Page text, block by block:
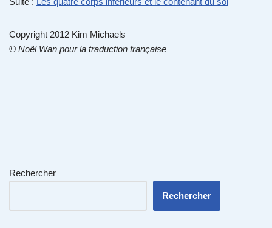
Copyright 2012 Kim Michaels
© Noël Wan pour la traduction française
Rechercher
Rechercher